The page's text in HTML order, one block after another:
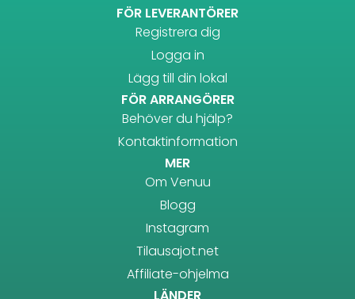
FÖR LEVERANTÖRER
Registrera dig
Logga in
Lägg till din lokal
FÖR ARRANGÖRER
Behöver du hjälp?
Kontaktinformation
MER
Om Venuu
Blogg
Instagram
Tilausajot.net
Affiliate-ohjelma